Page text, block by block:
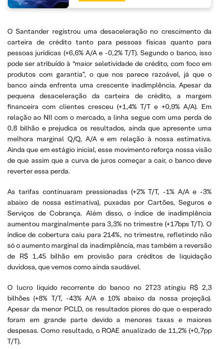
O Santander registrou uma desaceleração no crescimento da
carteira de crédito tanto para pessoas físicas quanto para
pessoas jurídicas (+6,6% A/A e -0,2% T/T). Segundo o banco, isso
pode ser atribuído à “maior seletividade de crédito, com foco em
produtos com garantia”, o que nos parece razoável, já que o
banco ainda enfrenta uma crescente inadimplência. Apesar da
pequena desaceleração da carteira de crédito, a margem
financeira com clientes cresceu (+1,4% T/T e +0,9% A/A). Em
relação ao NII com o mercado, a linha segue com uma perda de
0,8 bilhão e prejudica os resultados, ainda que apresente uma
melhora marginal Q/Q, A/A e em relação à nossa estimativa.
Ainda que em estágio inicial, esse movimento reforça nossa visão
de que assim que a curva de juros começar a cair, o banco deve
reverter essa perda.
As tarifas continuaram pressionadas (+2% T/T, -1% A/A e -3%
abaixo de nossa estimativa), puxadas por Cartões, Seguros e
Serviços de Cobrança. Além disso, o índice de inadimplência
aumentou marginalmente para 3,3% no trimestre (+17bps T/T). O
índice de cobertura caiu para 214%, no trimestre, refletindo não
só o aumento marginal da inadimplência, mas também a reversão
de R$ 1,45 bilhão em provisão para créditos de liquidação
duvidosa, que vemos como ainda saudável.
O lucro líquido recorrente do banco no 2T23 atingiu R$ 2,3
bilhões (+8% T/T, -43% A/A e 10% abaixo da nossa projeção).
Apesar da menor PCLD, os resultados piores do que o esperado
foram em grande parte devido a menores taxas e maiores
despesas. Como resultado, o ROAE anualizado de 11,2% (+0,7pp
T/T).